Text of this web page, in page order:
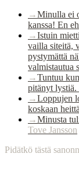
→Minulla ei
kanssa! En
→Istuin
vailla siteitä,
pystymättä
valmistautua
→Tuntuu
pitänyt lystiä.
→Loppujen
koskaan
→Minusta
Tove Jansson
Pidätkö tästä